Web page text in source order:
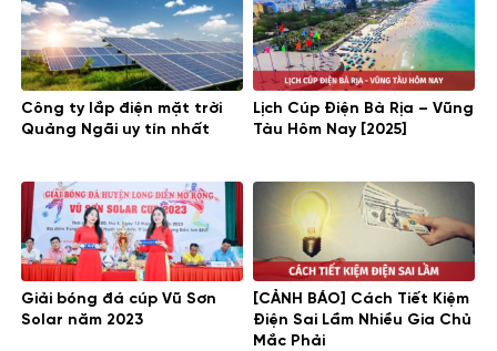
Công ty lắp điện mặt trời
Quảng Ngãi uy tín nhất
Lịch Cúp Điện Bà Rịa – Vũng
Tàu Hôm Nay [2025]
Giải bóng đá cúp Vũ Sơn
Solar năm 2023
[CẢNH BÁO] Cách Tiết Kiệm
Điện Sai Lầm Nhiều Gia Chủ
Mắc Phải